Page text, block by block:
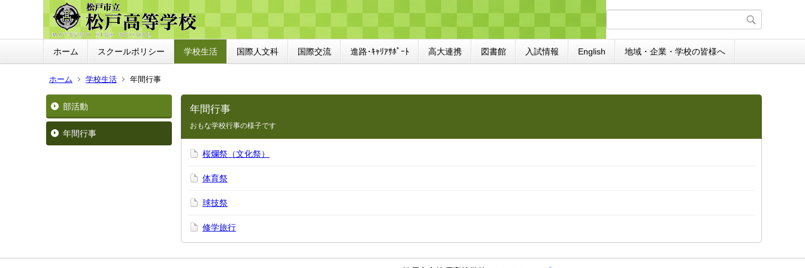
ホーム スクールポリシー 学校生活 国際人文科 国際交流 進路･ｷｬﾘｱｻﾎﾟｰﾄ 高大連携 図書館 入試情報 English 地域・企業・学校の皆様へ
ホーム 学校生活 年間行事
部活動
年間行事
年間行事
おもな学校行事の様子です
桜爛祭（文化祭）
体育祭
球技祭
修学旅行